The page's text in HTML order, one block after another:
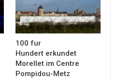
100 fur
Hundert erkundet
Morellet im Centre
Pompidou-Metz